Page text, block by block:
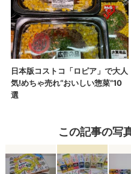
この記事の写